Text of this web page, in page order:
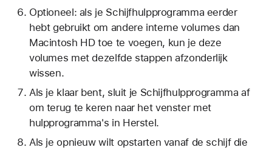
Optioneel: als je Schijfhulpprogramma eerder
hebt gebruikt om andere interne volumes dan
Macintosh HD toe te voegen, kun je deze
volumes met dezelfde stappen afzonderlijk
wissen.
Als je klaar bent, sluit je Schijfhulpprogramma af
om terug te keren naar het venster met
hulpprogramma's in Herstel.
Als je opnieuw wilt opstarten vanaf de schijf die